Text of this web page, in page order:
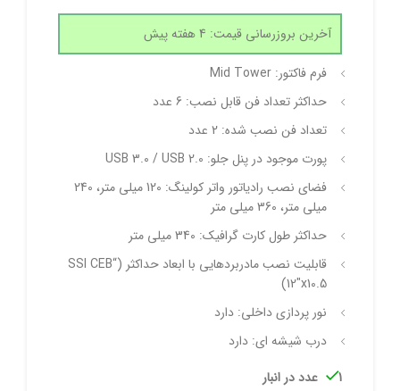
آخرین بروزرسانی قیمت: 4 هفته پیش
فرم فاکتور: Mid Tower
حداکثر تعداد فن قابل نصب: 6 عدد
تعداد فن نصب شده: 2 عدد
پورت موجود در پنل جلو: USB 3.0 / USB 2.0
فضای نصب رادیاتور واتر کولینگ: 120 میلی متر، 240
میلی متر، 360 میلی متر
حداکثر طول کارت گرافیک: 340 میلی متر
قابلیت نصب مادربردهایی با ابعاد حداکثر (“SSI CEB
(12″x10.5
نور پردازی داخلی: دارد
درب شیشه ای: دارد
1 عدد در انبار